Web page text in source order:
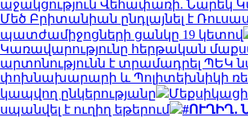
աջակցություն Վեհափառի. Նարեկ
Մեծ Բրիտանիան ընդլայնել է
պատժամիջոցների ցանկը 19 կետով
Կառավարությունը հերթական
արտոնությունն է տրամադրել ՊԵԿ
փոխնախարարի և Պոլիտեխնիկի
կապվող ընկերությանը
սպանվել է ուղիղ եթերում
#ՈՒՂԻՂ․